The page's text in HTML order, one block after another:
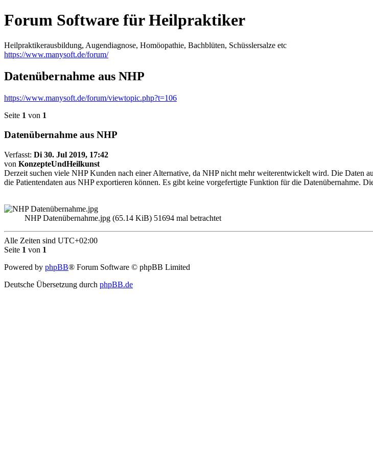
Forum Software für Heilpraktiker
Heilpraktikerausbildung, Augendiagnose, Homöopathie, Bachblüten, Schüsslersalze etc
https://www.manysoft.de/forum/
Datenübernahme aus NHP
https://www.manysoft.de/forum/viewtopic.php?t=106
Seite 1 von 1
Datenübernahme aus NHP
Verfasst: Di 30. Jul 2019, 17:42
von KonzepteUndHeilkunst
Derzeit suchen viele NHP Kunden nach einer Alternative, da NHP nicht mehr weiterentwickelt wird. Die Daten
die Patientendaten aus NHP exportieren können. Es gibt keine vorgefertigte Funktion für die Datenübernahme.
NHP Datenübernahme.jpg (65.14 KiB) 51694 mal betrachtet
Alle Zeiten sind UTC+02:00
Seite 1 von 1
Powered by phpBB® Forum Software © phpBB Limited
Deutsche Übersetzung durch phpBB.de